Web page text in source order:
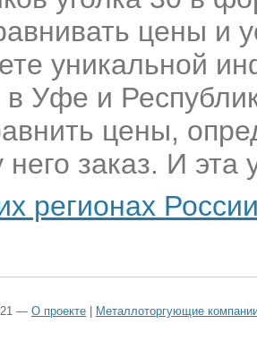
цены и
уникальной
в Уфе и
цены,
него заказ. И эта
регионах
— О проекте Металлоторгующие